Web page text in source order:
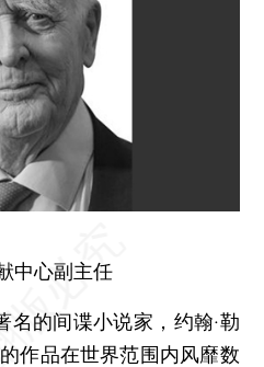
心副主任
的间谍小说家，约翰·勒
作品在世界范围内风靡数